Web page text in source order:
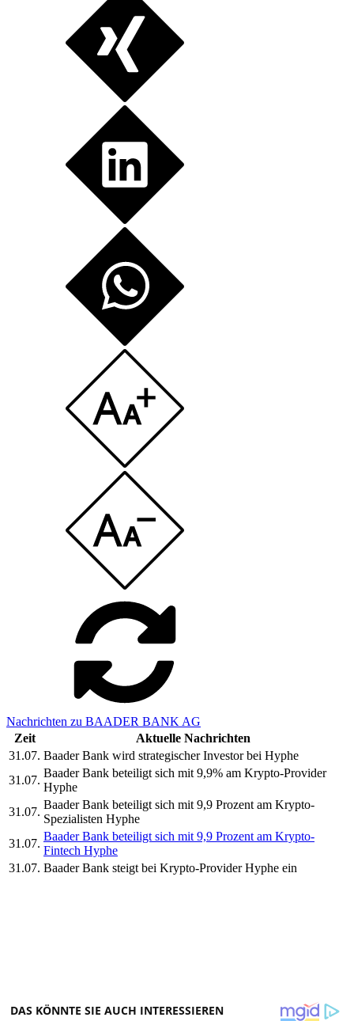
Nachrichten zu BAADER BANK AG
Zeit
Aktuelle Nachrichten
31.07. Baader Bank wird strategischer Investor bei Hyphe
31.07.
Baader Bank beteiligt sich mit 9,9% am Krypto-Provider
Hyphe
31.07.
Baader Bank beteiligt sich mit 9,9 Prozent am Krypto-
Spezialisten Hyphe
31.07.
Baader Bank beteiligt sich mit 9,9 Prozent am Krypto-
Fintech Hyphe
31.07. Baader Bank steigt bei Krypto-Provider Hyphe ein